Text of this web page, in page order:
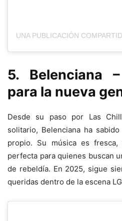
5. Belenciana
para la nueva
Desde su paso por Las
solitario, Belenciana ha
propio. Su música es
perfecta para quienes buscan
de rebeldía. En 2025, sigue
queridas dentro de la escena